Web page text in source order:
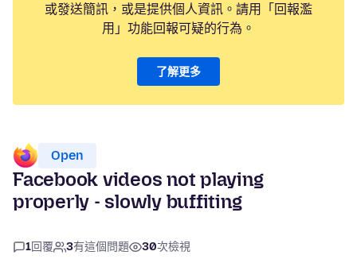
或發送簡訊，或是提供個人資訊。請用「回報濫
用」功能回報可疑的行為。
了解更多
Open
Facebook videos not playing
properly - slowly buffiting
1回覆 3有這個問題 30次檢視